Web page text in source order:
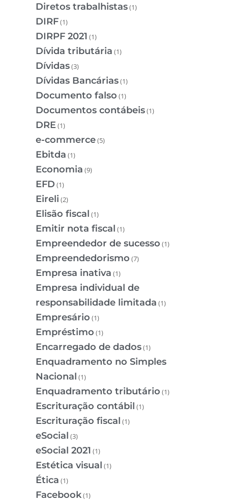
Diretos trabalhistas(1)
DIRF(1)
DIRPF 2021 (1)
Dívida tributária (1)
Dívidas(3)
Dívidas Bancárias(1)
Documento falso (1)
Documentos contábeis(1)
DRE(1)
e-commerce(5)
Ebitda (1)
Economia (9)
EFD (1)
Eireli (2)
Elisão fiscal (1)
Emitir nota fiscal (1)
Empreendedor de sucesso (1)
Empreendedorismo (7)
Empresa inativa (1)
Empresa individual de
responsabilidade limitada (1)
Empresário (1)
Empréstimo (1)
Encarregado de dados(1)
Enquadramento no Simples
Nacional (1)
Enquadramento tributário (1)
Escrituração contábil (1)
Escrituração fiscal (1)
eSocial (3)
eSocial 2021 (1)
Estética visual (1)
Ética (1)
Facebook(1)